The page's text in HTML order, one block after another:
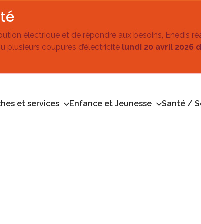
électrique et de répondre aux besoins, Enedis
plusieurs coupures d’électricité lundi 20 avril 2026
et services Enfance et Jeunesse Santé /